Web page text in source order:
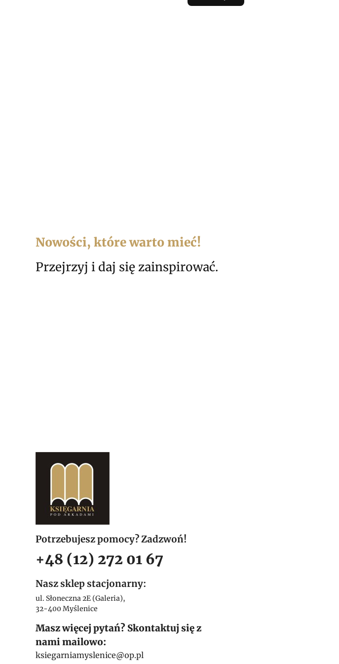
Nowości, które warto mieć!
Przejrzyj i daj się zainspirować.
Potrzebujesz pomocy? Zadzwoń!
+48 (12) 272 01 67
Nasz sklep stacjonarny:
ul. Słoneczna 2E (Galeria),
32-400 Myślenice
Masz więcej pytań? Skontaktuj się z
nami mailowo:
ksiegarniamyslenice@op.pl